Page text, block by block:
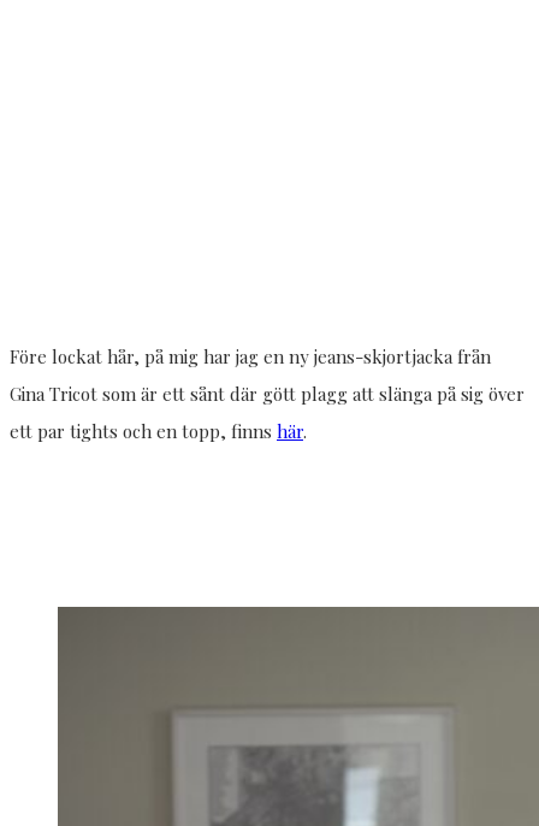
Före lockat hår, på mig har jag en ny jeans-skjortjacka från
Gina Tricot som är ett sånt där gött plagg att slänga på sig över
ett par tights och en topp, finns här.